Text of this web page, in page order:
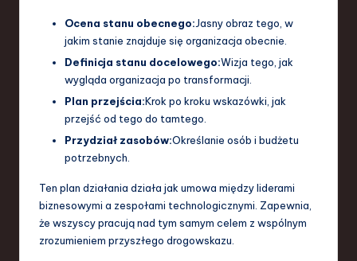
Ocena stanu obecnego:Jasny obraz tego, w
jakim stanie znajduje się organizacja obecnie.
Definicja stanu docelowego:Wizja tego, jak
wygląda organizacja po transformacji.
Plan przejścia:Krok po kroku wskazówki, jak
przejść od tego do tamtego.
Przydział zasobów:Określanie osób i budżetu
potrzebnych.
Ten plan działania działa jak umowa między liderami
biznesowymi a zespołami technologicznymi. Zapewnia,
że wszyscy pracują nad tym samym celem z wspólnym
zrozumieniem przyszłego drogowskazu.